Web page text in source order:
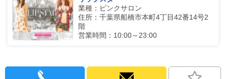
業種：ピンクサロン
住所：千葉県船橋市本町4丁目42番14号2
階
営業時間：10:00～23:00